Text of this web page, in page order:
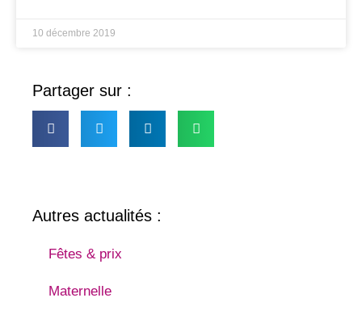
10 décembre 2019
Partager sur :
Autres actualités :
Fêtes & prix
Maternelle